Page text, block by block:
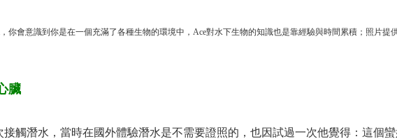
你會意識到你是在一個充滿了各種生物的環境中，Ace對水下生物的知識也是靠經驗與時間累積；照片提
臟
接觸潛水，當時在國外體驗潛水是不需要證照的，也因試過一次他覺得：這個